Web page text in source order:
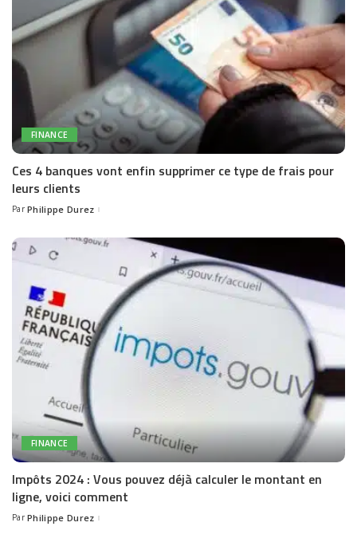
FINANCE
Ces 4 banques vont enfin supprimer ce type de frais pour
leurs clients
Posted
Par Philippe Durez
FINANCE
Impôts 2024 : Vous pouvez déjà calculer le montant en
ligne, voici comment
Posted
Par Philippe Durez